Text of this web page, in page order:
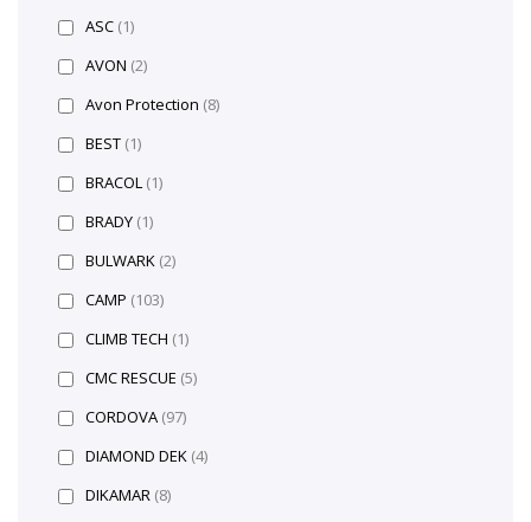
ASC (1)
AVON (2)
Avon Protection (8)
BEST (1)
BRACOL (1)
BRADY (1)
BULWARK (2)
CAMP (103)
CLIMB TECH (1)
CMC RESCUE (5)
CORDOVA (97)
DIAMOND DEK (4)
DIKAMAR (8)